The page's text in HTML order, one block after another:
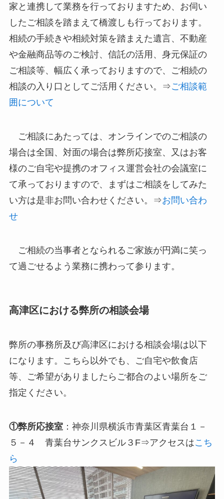
家と連携して業務を行っておりますため、お伺い
したご相談を踏まえて橋渡しも行っております。
相続の手続きや相続対策を踏まえた遺言、不動産
や金融商品等のご検討、信託の活用、身元保証の
ご相談等、幅広く承っておりますので、ご相続の
相談の入り口としてご活用ください。⇒ご相談範
囲について
ご相談にあたっては、オンラインでのご相談の
場合は全国、対面の場合は弊所応接室、又はお客
様のご自宅や提携のオフィス運営会社の会議室に
て承っておりますので、まずはご相談をしてみた
い方は是非お問い合わせください。⇒お問い合わ
せ
ご相続の当事者となられるご家族が円満に笑っ
て過ごせるよう業務に携わって参ります。
高津区における弊所の相談会場
弊所の事務所及び高津区における相談会場は以下
になります。こちら以外でも、ご自宅や飲食店
等、ご希望がありましたらご都合のよい場所をご
指定ください。
①弊所応接室：神奈川県横浜市青葉区青葉台１－
５－４ 青葉台サンクスビル３F⇒アクセスはこち
ら